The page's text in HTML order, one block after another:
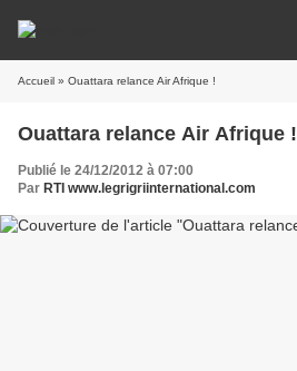
Accueil » Ouattara relance Air Afrique !
Ouattara relance Air Afrique !
Publié le 24/12/2012 à 07:00
Par RTI www.legrigriinternational.com